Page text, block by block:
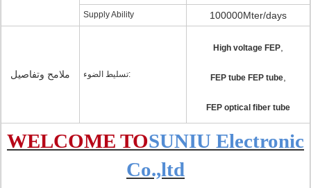
Supply Ability 100000Mter/days
ملامح وتفاصيل تسليط الضوء:
High voltage FEP
FEP tube FEP tube
FEP optical fiber tube
WELCOME TOSUNIU Electronic
Co.,ltd